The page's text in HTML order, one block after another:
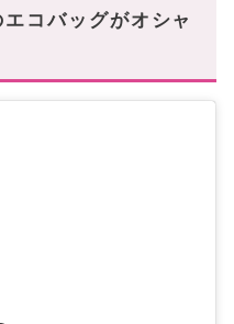
コバッグがオシャ